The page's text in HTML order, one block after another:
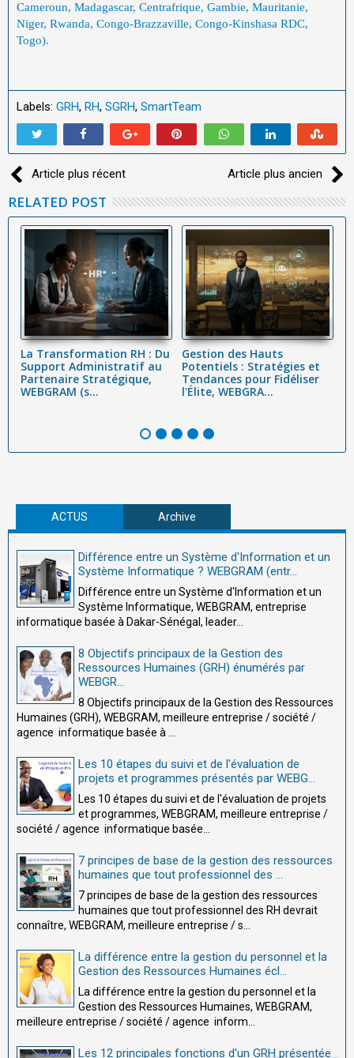
Cameroun, Madagascar, Centrafrique, Gambie, Mauritanie,
Niger, Rwanda, Congo-Brazzaville, Congo-Kinshasa RDC,
Togo).
Labels: GRH, RH, SGRH, SmartTeam
Article plus récent Article plus ancien
RELATED POST
La Transformation RH : Du
Support Administratif au
Partenaire Stratégique,
WEBGRAM (s...
Gestion des Hauts
Potentiels : Stratégies et
Tendances pour Fidéliser
l'Élite, WEBGRA...
ACTUS Archive
Différence entre un Système d'Information et un
Système Informatique ? WEBGRAM (entr...
Différence entre un Système d'Information et un
Système Informatique, WEBGRAM, entreprise
informatique basée à Dakar-Sénégal, leader...
8 Objectifs principaux de la Gestion des
Ressources Humaines (GRH) énumérés par
WEBGR...
8 Objectifs principaux de la Gestion des Ressources
Humaines (GRH), WEBGRAM, meilleure entreprise / société /
agence informatique basée à ...
Les 10 étapes du suivi et de l'évaluation de
projets et programmes présentés par WEBG...
Les 10 étapes du suivi et de l'évaluation de projets
et programmes, WEBGRAM, meilleure entreprise /
société / agence informatique basée...
7 principes de base de la gestion des ressources
humaines que tout professionnel des ...
7 principes de base de la gestion des ressources
humaines que tout professionnel des RH devrait
connaître, WEBGRAM, meilleure entreprise / s...
La différence entre la gestion du personnel et la
Gestion des Ressources Humaines écl...
La différence entre la gestion du personnel et la
Gestion des Ressources Humaines, WEBGRAM,
meilleure entreprise / société / agence inform...
Les 12 principales fonctions d'un GRH présentée